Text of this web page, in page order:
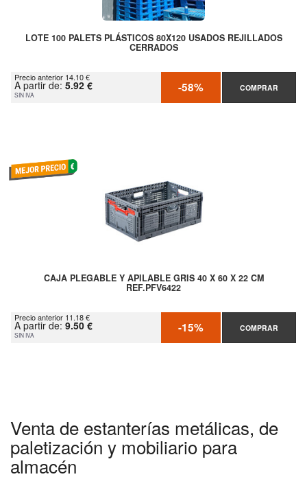
LOTE 100 PALETS PLÁSTICOS 80X120 USADOS REJILLADOS
CERRADOS
Precio anterior 14.10 €
A partir de: 5.92 €
SIN IVA -58% COMPRAR
CAJA PLEGABLE Y APILABLE GRIS 40 X 60 X 22 CM
REF.PFV6422
Precio anterior 11.18 €
A partir de: 9.50 €
SIN IVA -15% COMPRAR
Venta de estanterías metálicas, de
paletización y mobiliario para
almacén